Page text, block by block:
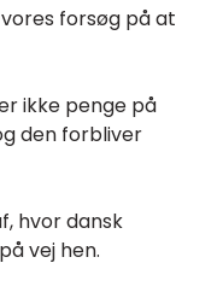
forsøg på at
ikke penge på
den forbliver
hvor dansk
vej hen.